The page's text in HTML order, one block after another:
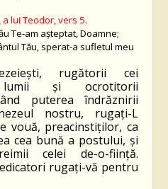
lui Teodor, vers 5.
Te-am aşteptat, Doamne;
Tău, sperat-a sufletul meu
rugătorii cei
şi ocrotitorii
puterea îndrăznirii
nostru, rugaţi-L
vouă, preacinstiţilor, ca
cea bună a postului, şi
celei de-o-fiinţă.
rugaţi-vă pentru